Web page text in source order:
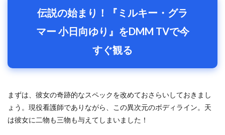
伝説の始まり！『ミルキー・グラ
マー 小日向ゆり』をDMM TVで今
すぐ観る
まずは、彼女の奇跡的なスペックを改めておさらいしておきまし
ょう。現役看護師でありながら、この異次元のボディライン。天
は彼女に二物も三物も与えてしまいました！